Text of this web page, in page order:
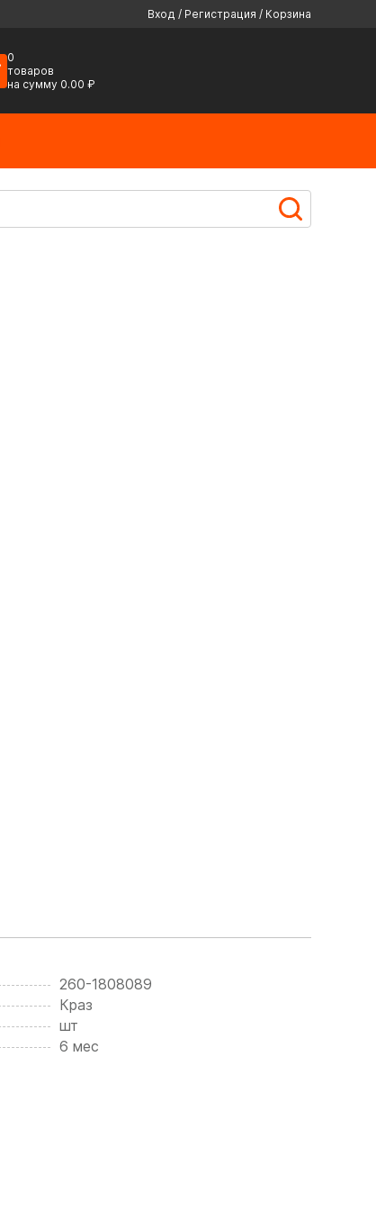
Вход / Регистрация / Корзина
0
товаров
на сумму 0.00 ₽
260-1808089
Краз
шт
6 мес